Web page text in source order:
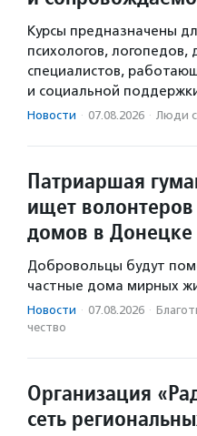
Курсы предназначены
психологов, логопедов,
специалистов,
и социальной
Новости · 07.08.2026 · Люди
Патриаршая
ищет
домов в Донецке
Добровольцы будут
частные дома мирных
Новости · 07.08.2026 ·
чест­во
Организация
сеть